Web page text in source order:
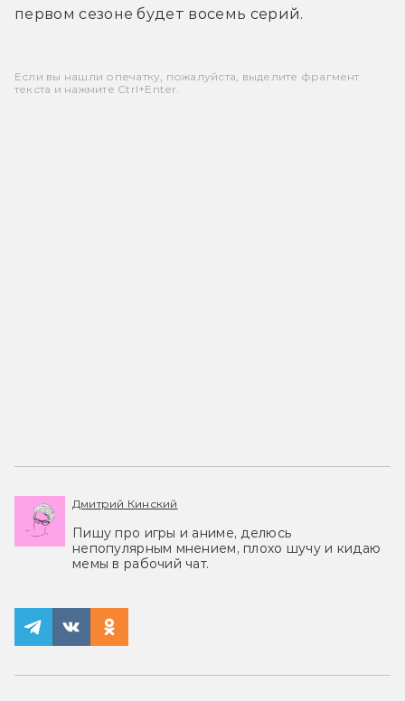
первом сезоне будет восемь серий.
Если вы нашли опечатку, пожалуйста, выделите фрагмент
текста и нажмите Ctrl+Enter.
Дмитрий Кинский
Пишу про игры и аниме, делюсь
непопулярным мнением, плохо шучу и кидаю
мемы в рабочий чат.